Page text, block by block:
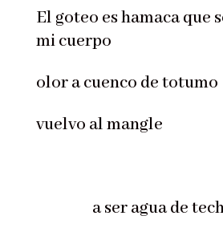
El goteo es hamaca que
mi cuerpo
olor a cuenco de totumo
vuelvo al mangle
a ser agua de